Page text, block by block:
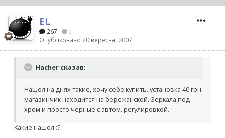
EL
267 0
Опубліковано 20 вересня, 2007
Hacher сказав:
Нашол на днях такие, хочу себе купить. установка 40 грн.
магазинчик находится на бережанской. Зеркала под
хром и просто чёрные с автом. регулировкой.
Какие нашол :?: